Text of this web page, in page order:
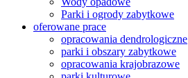
Parki i ogrody zabytkowe
oferowane prace
opracowania dendrologiczne
parki i obszary zabytkowe
opracowania krajobrazowe